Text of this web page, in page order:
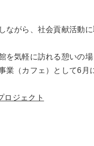
がら、社会貢献活動に
を気軽に訪れる憩いの
（カフェ）として6月
ロジェクト